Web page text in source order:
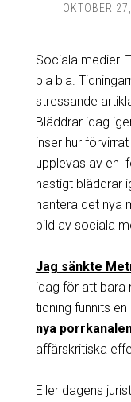
OKTOBER
Sociala medier.
bla bla.
stressande
Bläddrar idag
inser hur
upplevas av en
hastigt bläddrar
hantera det nya
bild av sociala
Jag sänkte
idag för att bara
tidning funnits
nya
affärskritiska
Eller dagens